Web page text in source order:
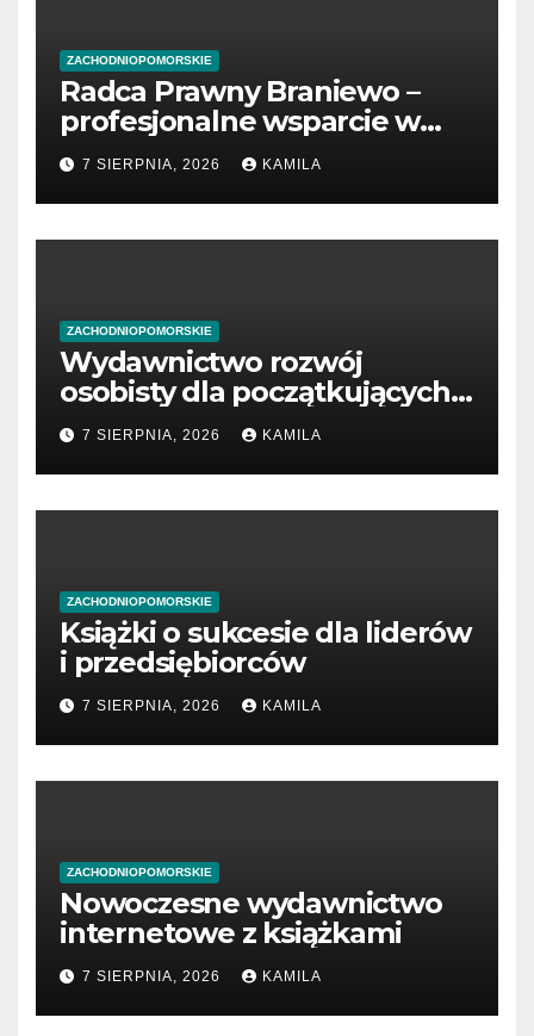
ZACHODNIOPOMORSKIE
Radca Prawny Braniewo –
profesjonalne wsparcie w
sprawach prawnych
7 SIERPNIA, 2026 KAMILA
ZACHODNIOPOMORSKIE
Wydawnictwo rozwój
osobisty dla początkujących
przedsiębiorców
7 SIERPNIA, 2026 KAMILA
ZACHODNIOPOMORSKIE
Książki o sukcesie dla liderów
i przedsiębiorców
7 SIERPNIA, 2026 KAMILA
ZACHODNIOPOMORSKIE
Nowoczesne wydawnictwo
internetowe z książkami
7 SIERPNIA, 2026 KAMILA